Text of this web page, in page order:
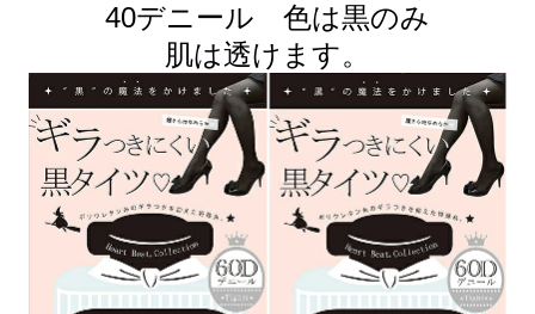
40デニール 色は黒のみ
肌は透けます。